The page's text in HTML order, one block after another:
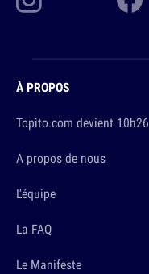
À PROPOS
Topito.com devient 10h26
A propos de nous
L'équipe
La FAQ
Le Manifeste